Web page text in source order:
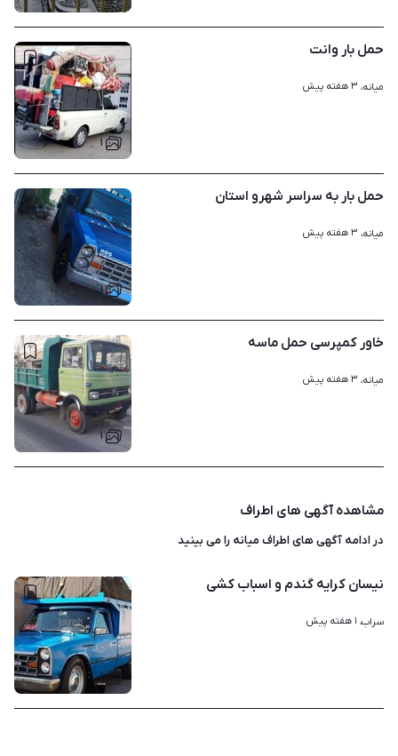
۱
حمل بار وانت
میانه، ۳ هفته پیش
۱
حمل بار به سراسر شهرو استان
میانه، ۳ هفته پیش
۱
خاور کمپرسی حمل ماسه
میانه، ۳ هفته پیش
مشاهده آگهی های اطراف
در ادامه آگهی هایاطراف میانه را می بینید
۱
نیسان کرایه گندم و اسباب کشی
سراب، ۱ هفته پیش